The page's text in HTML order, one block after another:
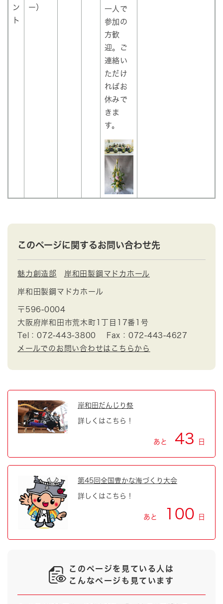
ン
ト
ー）
一人で
参加の
方歓
迎。ご
連絡い
ただけ
ればお
休みで
きま
す。
このページに関するお問い合わせ先
魅力創造部 岸和田製鋼マドカホール
岸和田製鋼マドカホール
〒596-0004
大阪府岸和田市荒木町1丁目17番1号
Tel：072-443-3800
Fax：072-443-4627
メールでのお問い合わせはこちらから
岸和田だんじり祭
詳しくはこちら！
あと 43 日
第45回全国豊かな海づくり大会
詳しくはこちら！
あと 100 日
このページを見ている人は
こんなページも見ています